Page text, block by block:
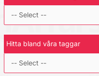
Hitta bland våra taggar